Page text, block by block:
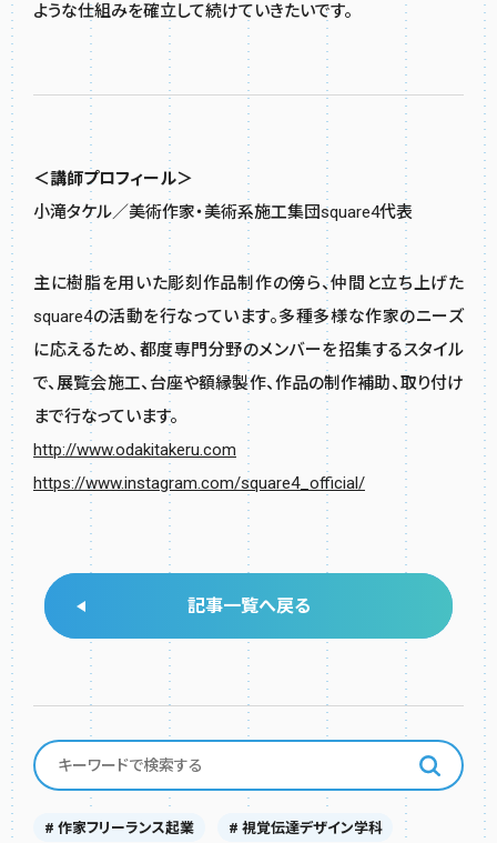
ような仕組みを確立して続けていきたいです。
＜講師プロフィール＞
小滝タケル／美術作家・美術系施工集団square4代表
主に樹脂を用いた彫刻作品制作の傍ら、仲間と立ち上げた
square4の活動を行なっています。多種多様な作家のニーズ
に応えるため、都度専門分野のメンバーを招集するスタイル
で、展覧会施工、台座や額縁製作、作品の制作補助、取り付け
まで行なっています。
http://www.odakitakeru.com
https://www.instagram.com/square4_official/
記事一覧へ戻る
# 作家フリーランス起業 # 視覚伝達デザイン学科